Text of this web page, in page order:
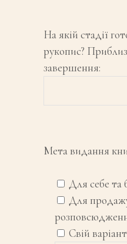
На якій стадії
рукопис?
завершення:
Мета видання
Для себе та
Для
Свій варіант